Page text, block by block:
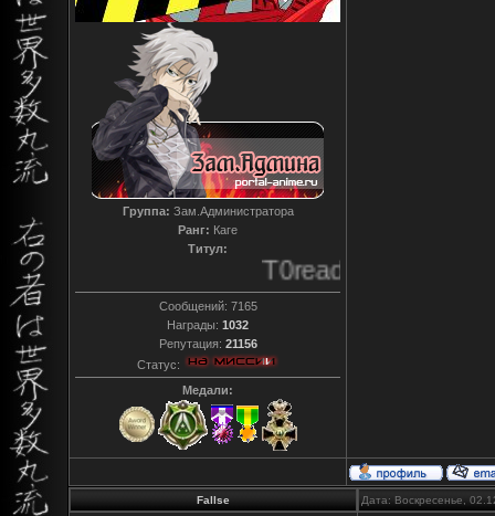
Группа: Зам.Администратора
Ранг: Каге
Титул:
T0reador xD
Сообщений: 7165
Награды: 1032
Репутация: 21156
Статус:
Медали:
Fallse Дата: Воскресенье,